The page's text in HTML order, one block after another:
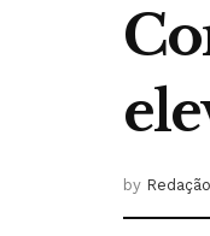
by Redação